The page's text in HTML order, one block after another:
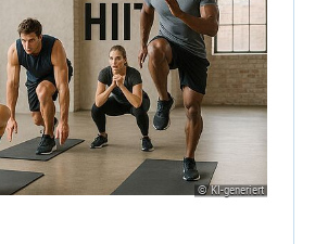
© KI-generiert